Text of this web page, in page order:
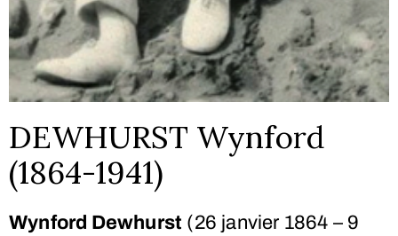
DEWHURST Wynford
(1864-1941)
Wynford Dewhurst (26 janvier 1864 – 9